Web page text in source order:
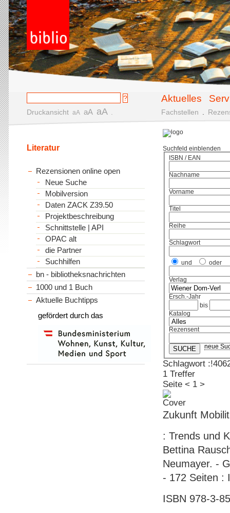
Aktuelles
Druckansicht aA aA aA Fachstellen
Suchfeld einblenden
ISBN / EAN
Nachname
Vorname
Titel
Reihe
Schlagwort
und oder
Verlag
Ersch.-Jahr
bis
Katalog
Rezensent
neue
Schlagwort
1 Treffer
Seite < 1 >
Zukunft
: Trends und
Bettina
Neumayer. -
- 172 Seiten :
ISBN 978-3-
Literatur
Rezensionen online open
Neue Suche
Mobilversion
Daten ZACK Z39.50
Projektbeschreibung
Schnittstelle | API
OPAC alt
die Partner
Suchhilfen
bn - bibliotheksnachrichten
1000 und 1 Buch
Aktuelle Buchtipps
gefördert durch das